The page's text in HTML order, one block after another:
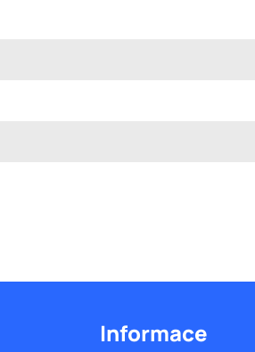
Informace